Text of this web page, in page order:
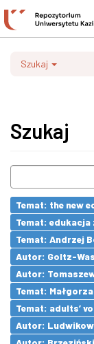
Szukaj
Szukaj
Temat: the new
Temat: edukacja
Temat: Andrzej
Autor: Goltz-
Autor:
Temat:
Temat: adults’
Autor: